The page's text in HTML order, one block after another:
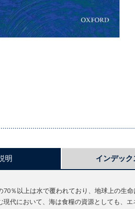
明 インデック
70％以上は水で覆われており、地球上の生
現代において、海は食糧の資源としても、